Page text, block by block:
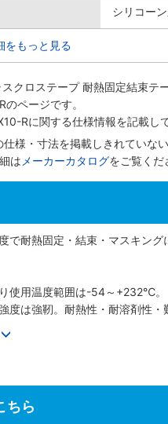
シリコー
をもっと見る
スクロステープ 耐熱固定結束テ
ページです。
Rに関する仕様情報を記載し
仕様・寸法を掲載しきれていな
は メーカーカタログをご覧くだ
で耐熱固定・結束・マスキング
使用温度範囲は-54～+232℃。
度は強靭。耐熱性・耐溶剤性
ちら